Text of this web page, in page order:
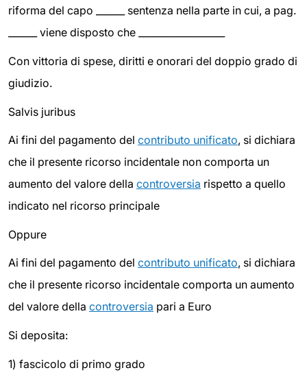
riforma del capo ______ sentenza nella parte in cui, a pag.
______ viene disposto che __________________
Con vittoria di spese, diritti e onorari del doppio grado di
giudizio.
Salvis juribus
Ai fini del pagamento del contributo unificato, si dichiara
che il presente ricorso incidentale non comporta un
aumento del valore della controversia rispetto a quello
indicato nel ricorso principale
Oppure
Ai fini del pagamento del contributo unificato, si dichiara
che il presente ricorso incidentale comporta un aumento
del valore della controversia pari a Euro
Si deposita:
1) fascicolo di primo grado